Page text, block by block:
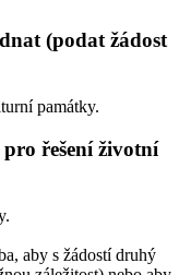
(podat žádost
památky.
řešení životní
aby s žádostí druhý